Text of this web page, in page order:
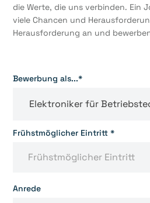
die Werte, die uns verbinden. Ein
viele Chancen und
Herausforderung an und
Bewerbung als...*
Frühstmöglicher Eintritt *
Anrede